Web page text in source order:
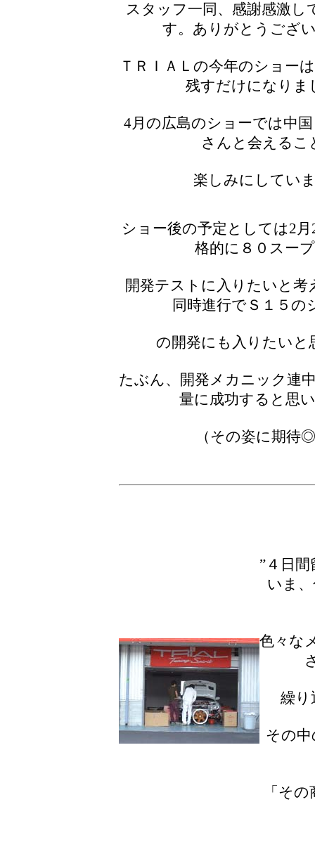
スタッフ一同、感謝感激し
す。ありがとうござ
ＴＲＩＡＬの今年のショー
残すだけになりま
4月の広島のショーでは中
さんと会えるこ
楽しみにしてい
ショー後の予定としては2
格的に８０スー
開発テストに入りたいと考
同時進行でＳ１５の
の開発にも入りたいと
たぶん、開発メカニック連
量に成功すると思
（その姿に期待
”４日
いま
色々な
繰り
その
「そ